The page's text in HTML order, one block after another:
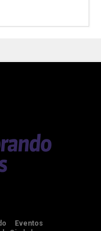
Eventos